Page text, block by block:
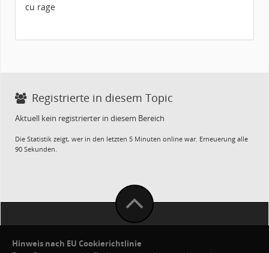
cu rage
Registrierte in diesem Topic
Aktuell kein registrierter in diesem Bereich
Die Statistik zeigt, wer in den letzten 5 Minuten online war. Erneuerung alle
90 Sekunden.
Hinweis nach EU Cookierichtlinie